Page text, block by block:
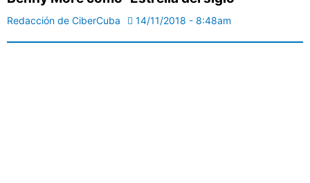
Redacción de CiberCuba 14/11/2018 - 8:48am